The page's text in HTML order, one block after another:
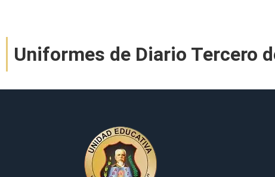
Uniformes de Diario Tercero